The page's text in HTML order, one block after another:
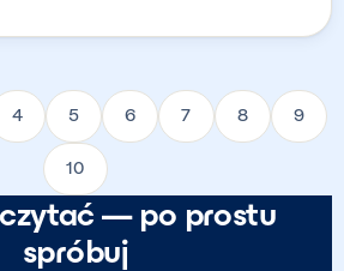
4 5 6 7 8 9
10
— po prostu
spróbuj